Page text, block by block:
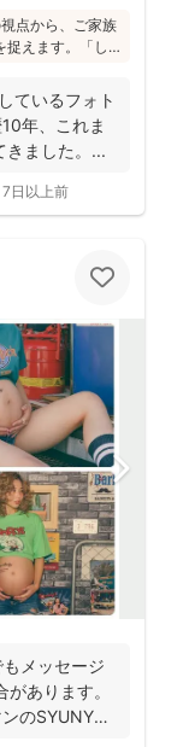
点から、ご家族
捉えます。「し
る写真を残す
います！
ているフォト
年、これま
ました。 ...
7日以上前
メッセージ
あります。
のSYUNYA